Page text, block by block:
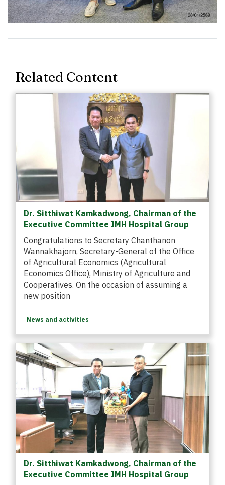
Related Content
Dr. Sitthiwat Kamkadwong, Chairman of the
Executive Committee IMH Hospital Group
Congratulations to Secretary Chanthanon
Wannakhajorn, Secretary-General of the Office
of Agricultural Economics (Agricultural
Economics Office), Ministry of Agriculture and
Cooperatives. On the occasion of assuming a
new position
News and activities
Dr. Sitthiwat Kamkadwong, Chairman of the
Executive Committee IMH Hospital Group